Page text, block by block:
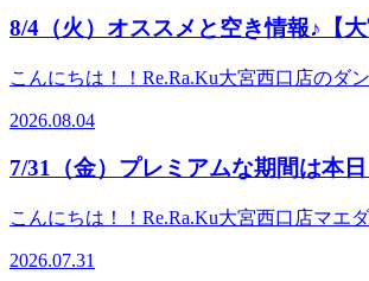
ズにご案内できます！
☆マッサージファンに大人気！！【肩甲骨
【股関節ストレッチ】を取り入れたリラ
ア！！ Re.Ra.Ku大宮西口店 ☆大宮駅か
≫ 〒330-0854 埼玉県さいたま市大宮
号≫ 048-871-7339≪営業時間≫10:00～
んな方におすすめ☆・頭の重さ・目・首の
チ音でリラックスしたい方 10分 ￥
（単品利用不可）
二人様の場合はお電話いただくとスムー
す！☆-------------------------------------------------
ンファンに大人気！！【肩甲骨ストレッ
レッチ】を取り入れたリラク系ボディケ
宮西口店 ☆大宮駅から徒歩1分☆ ≪住
¥8,470 (税込) 足裏・ふくらはぎ・
単位で延長可） ★爽快ヘッドスパ★【夏
選べる炭酸泡を使い頭部をほぐします♪ ☆
で頭皮にスッキリ感を味わいたい方・パ
ンのコースと併用してご予約ください（
いただくとスムーズにご案内できます！
ストレッチ】と【股関節ストレッチ】を
(;'∀')私はいつも頑張り屋さんなシーサー
す！ 暑い夏は適度に屋内でリフレッシュ
待ちしております♪ ～本日のオススメコ
ディケア★肩甲骨にポイントをおいて全身
肉をほぐすための［押す・揉む］という
トレッチによる［伸ばす］動作を加える
までほぐします。 30分 ¥4,400 (税込)60
分 ¥11,000 (
の香りを選べる炭酸泡を使い頭部をほぐし
8/4（火）オススメと空き情報♪【大
こんにちは！！Re.Ra.Ku大宮西口店のダ
を抜いていきましょう！ 平日はご予約も
おります。夏本場もお身体循環させて整
♪ 本日も皆さまのお越しを心よりお待ちし
00（最終受付20：30迄） ～～～～今日の
～～～★オイルフットケア★アロマオイル
2026.08.04
7/31（金）プレミアムな期間は本日
こんにちは！！Re.Ra.Ku大宮西口店マエ
まで！！お一人様一回限りの大変お得な
2026.07.31